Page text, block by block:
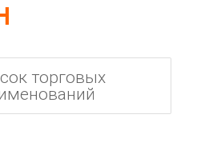
торговых